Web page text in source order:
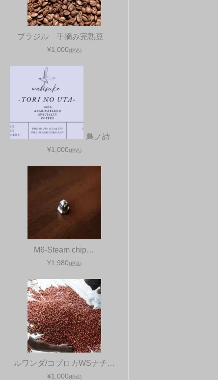
ブラジル 手摘み完熟豆
¥1,000(税込)
鳥ノ詩
¥1,000(税込)
M6-Steam chip…
¥1,980(税込)
ルワンダ/コプロカWSナチ…
¥1,000(税込)